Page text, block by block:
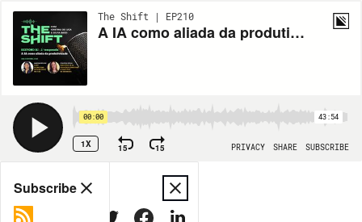
The Shift | EP210
A IA como aliada da produtividade
00:00 43:54
1X 15 15 PRIVACY SHARE SUBSCRIBE
Share
Subscribe